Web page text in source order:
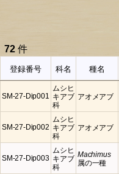
72 件
登録番号 科名 種名
SM-27-Dip001
ムシヒ
キアブ
科
アオメアブ
SM-27-Dip002
ムシヒ
キアブ
科
アオメアブ
SM-27-Dip003
ムシヒ
キアブ
科
Machimus
属の一種